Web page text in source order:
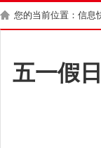
您的当前位置： 信息
五一假